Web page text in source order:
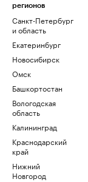
регионов
Санкт-Петербург
и область
Екатеринбург
Новосибирск
Омск
Башкортостан
Вологодская
область
Калининград
Краснодарский
край
Нижний
Новгород